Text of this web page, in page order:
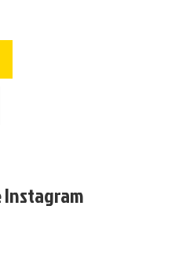
Instagram